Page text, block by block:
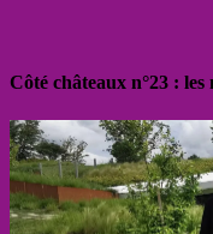
Côté châteaux n°23 :